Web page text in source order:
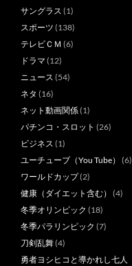
サングラス (1)
スポーツ (138)
テレビＣＭ (6)
ドラマ (12)
ニュース (54)
ネタ (16)
ネット動画関係(1)
パチンコ・スロット (26)
ビジネス (1)
ユーチューブ（You Tube） (6)
ワールドカップ(2)
健康（ダイエット含む） (4)
冬季オリンピック (18)
冬季パラリンピック (7)
刀剣乱舞(4)
勇者ヨシヒコと導かれし七人